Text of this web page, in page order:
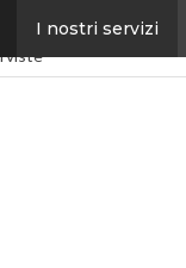
I nostri servizi
SpacEconomyPA Digitale